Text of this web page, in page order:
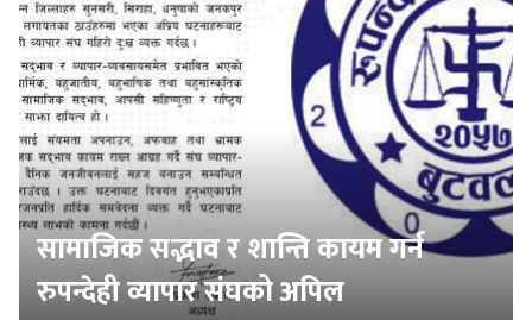
सामाजिक सद्भाव र शान्ति कायम गर्न
रुपन्देही व्यापार संघको अपिल